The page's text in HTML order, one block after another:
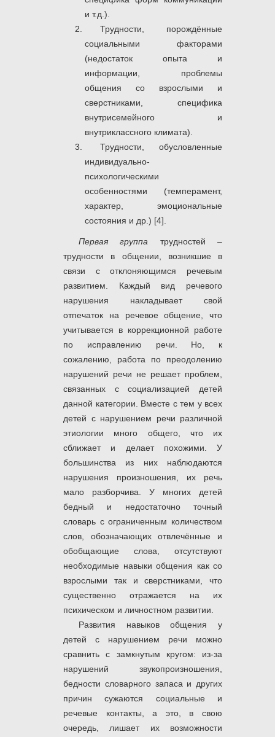
и т.д.).
Трудности, порождённые
социальными факторами
(недостаток опыта и
информации, проблемы
общения со взрослыми и
сверстниками, специфика
внутрисемейного и
внутриклассного климата).
Трудности, обусловленные
индивидуально-
психологическими
особенностями (темперамент,
характер, эмоциональные
состояния и др.) [4].
Первая группа трудностей –
трудности в общении, возникшие в
связи с отклоняющимся речевым
развитием. Каждый вид речевого
нарушения накладывает свой
отпечаток на речевое общение, что
учитывается в коррекционной работе
по исправлению речи. Но, к
сожалению, работа по преодолению
нарушений речи не решает проблем,
связанных с социализацией детей
данной категории. Вместе с тем у всех
детей с нарушением речи различной
этиологии много общего, что их
сближает и делает похожими. У
большинства из них наблюдаются
нарушения произношения, их речь
мало разборчива. У многих детей
бедный и недостаточно точный
словарь с ограниченным количеством
слов, обозначающих отвлечённые и
обобщающие слова, отсутствуют
необходимые навыки общения как со
взрослыми так и сверстниками, что
существенно отражается на их
психическом и личностном развитии.
Развития навыков общения у
детей с нарушением речи можно
сравнить с замкнутым кругом: из-за
нарушений звукопроизношения,
бедности словарного запаса и других
причин сужаются социальные и
речевые контакты, а это, в свою
очередь, лишает их возможности